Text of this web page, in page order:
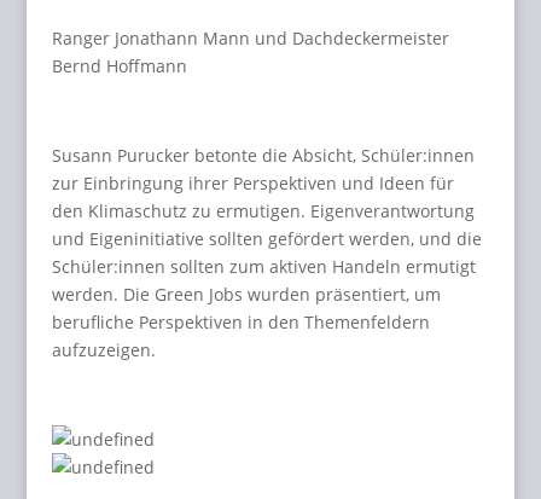
Ranger Jonathann Mann und Dachdeckermeister
Bernd Hoffmann
Susann Purucker betonte die Absicht, Schüler:innen
zur Einbringung ihrer Perspektiven und Ideen für
den Klimaschutz zu ermutigen. Eigenverantwortung
und Eigeninitiative sollten gefördert werden, und die
Schüler:innen sollten zum aktiven Handeln ermutigt
werden. Die Green Jobs wurden präsentiert, um
berufliche Perspektiven in den Themenfeldern
aufzuzeigen.